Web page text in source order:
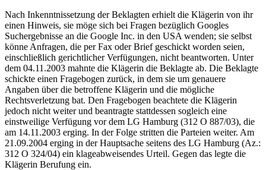
Nach Inkenntnissetzung der Beklagten erhielt die Klägerin von ihr
einen Hinweis, sie möge sich bei Fragen bezüglich Googles
Suchergebnisse an die Google Inc. in den USA wenden; sie selbst
könne Anfragen, die per Fax oder Brief geschickt worden seien,
einschließlich gerichtlicher Verfügungen, nicht beantworten. Unter
dem 04.11.2003 mahnte die Klägerin die Beklagte ab. Die Beklagte
schickte einen Fragebogen zurück, in dem sie um genauere
Angaben über die betroffene Klägerin und die mögliche
Rechtsverletzung bat. Den Fragebogen beachtete die Klägerin
jedoch nicht weiter und beantragte stattdessen sogleich eine
einstweilige Verfügung vor dem LG Hamburg (312 O 887/03), die
am 14.11.2003 erging. In der Folge stritten die Parteien weiter. Am
21.09.2004 erging in der Hauptsache seitens des LG Hamburg (Az.:
312 O 324/04) ein klageabweisendes Urteil. Gegen das legte die
Klägerin Berufung ein.